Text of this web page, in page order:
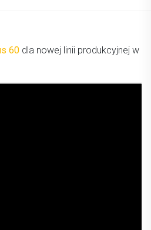
60dla nowej linii produkcyjnej w